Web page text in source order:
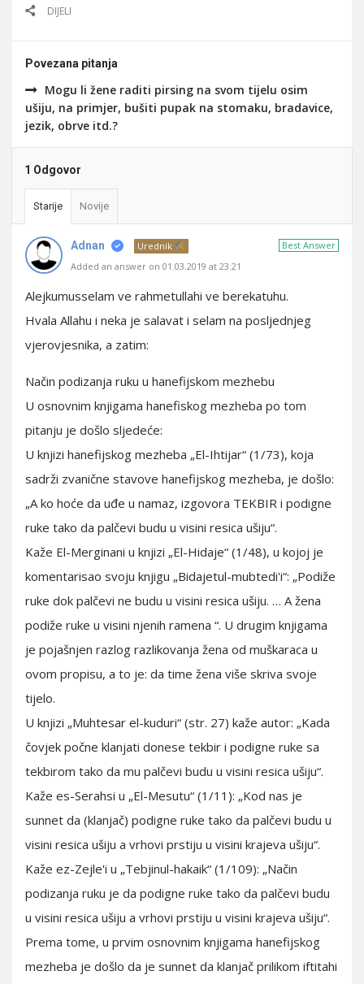
DIJELI
Povezana pitanja
Mogu li žene raditi pirsing na svom tijelu osim
ušiju, na primjer, bušiti pupak na stomaku, bradavice,
jezik, obrve itd.?
1 Odgovor
Starije Novije
Best Answer
Adnan
Urednik
Added an answer on 01.03.2019 at 23:21
Alejkumusselam ve rahmetullahi ve berekatuhu.
Hvala Allahu i neka je salavat i selam na posljednjeg
vjerovjesnika, a zatim:
Način podizanja ruku u hanefijskom mezhebu
U osnovnim knjigama hanefiskog mezheba po tom
pitanju je došlo sljedeće:
U knjizi hanefijskog mezheba „El-Ihtijar“ (1/73), koja
sadrži zvanične stavove hanefijskog mezheba, je došlo:
„A ko hoće da uđe u namaz, izgovora TEKBIR i podigne
ruke tako da palčevi budu u visini resica ušiju“.
Kaže El-Merginani u knjizi „El-Hidaje“ (1/48), u kojoj je
komentarisao svoju knjigu „Bidajetul-mubtedi'i“: „Podiže
ruke dok palčevi ne budu u visini resica ušiju. … A žena
podiže ruke u visini njenih ramena “. U drugim knjigama
je pojašnjen razlog razlikovanja žena od muškaraca u
ovom propisu, a to je: da time žena više skriva svoje
tijelo.
U knjizi „Muhtesar el-kuduri“ (str. 27) kaže autor: „Kada
čovjek počne klanjati donese tekbir i podigne ruke sa
tekbirom tako da mu palčevi budu u visini resica ušiju“.
Kaže es-Serahsi u „El-Mesutu“ (1/11): „Kod nas je
sunnet da (klanjač) podigne ruke tako da palčevi budu u
visini resica ušiju a vrhovi prstiju u visini krajeva ušiju“.
Kaže ez-Zejle'i u „Tebjinul-hakaik“ (1/109): „Način
podizanja ruku je da podigne ruke tako da palčevi budu
u visini resica ušiju a vrhovi prstiju u visini krajeva ušiju“.
Prema tome, u prvim osnovnim knjigama hanefijskog
mezheba je došlo da je sunnet da klanjač prilikom iftitahi